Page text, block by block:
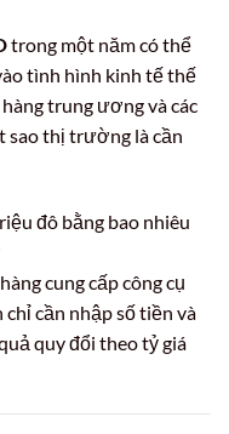
trong một năm có thể
tình hình kinh tế thế
trung ương và các
sao thị trường là cần
đô bằng bao nhiêu
cung cấp công cụ
cần nhập số tiền và
quy đổi theo tỷ giá